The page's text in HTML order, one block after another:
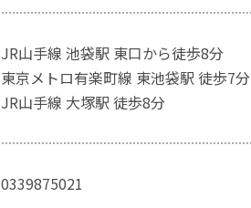
JR山手線 池袋駅 東口から徒歩8分
東京メトロ有楽町線 東池袋駅 徒歩7分
JR山手線 大塚駅 徒歩8分
0339875021